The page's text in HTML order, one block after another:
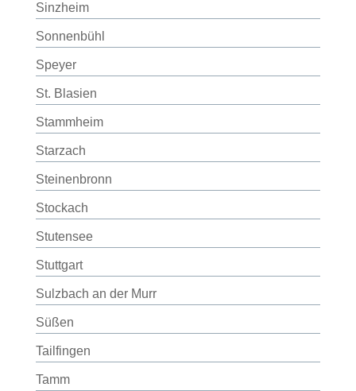
Sinzheim
Sonnenbühl
Speyer
St. Blasien
Stammheim
Starzach
Steinenbronn
Stockach
Stutensee
Stuttgart
Sulzbach an der Murr
Süßen
Tailfingen
Tamm